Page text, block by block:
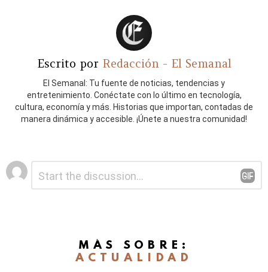
Escrito por Redacción - El Semanal
El Semanal: Tu fuente de noticias, tendencias y
entretenimiento. Conéctate con lo último en tecnología,
cultura, economía y más. Historias que importan, contadas de
manera dinámica y accesible. ¡Únete a nuestra comunidad!
Deja
una
MÁS SOBRE:
ACTUALIDAD